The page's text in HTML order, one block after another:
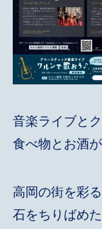
音楽ライブと
食べ物とお酒
高岡の街を彩
石をちりばめ